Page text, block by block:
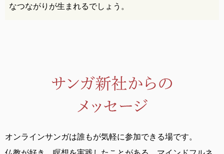
なつながりが生まれるでしょう。
オンラインサンガは誰もが気軽に参加できる場です。